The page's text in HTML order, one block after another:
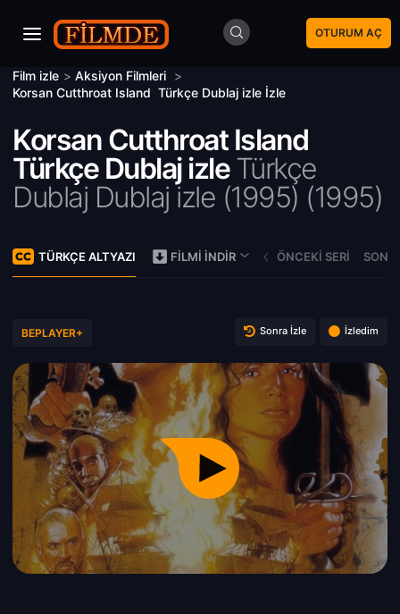
OTURUM AÇ
Film izle > Aksiyon Filmleri >
Korsan Cutthroat Island Türkçe Dublaj izle İzle
Korsan Cutthroat Island
Türkçe Dublaj izleTürkçe
Dublaj Dublaj izle (1995) (1995)
TÜRKÇE ALTYAZI FILMI İNDIR ÖNCEKI SERI
BEPLAYER+ Sonra İzle İzledim